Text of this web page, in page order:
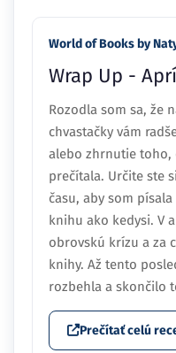
World of Books by
Wrap Up -
Rozodla som sa, že
chvastačky vám
alebo zhrnutie toho,
prečítala. Určite ste
času, aby som
knihu ako kedysi. V
obrovskú krízu a za
knihy. Až tento
rozbehla a skončilo
Prečítať celú